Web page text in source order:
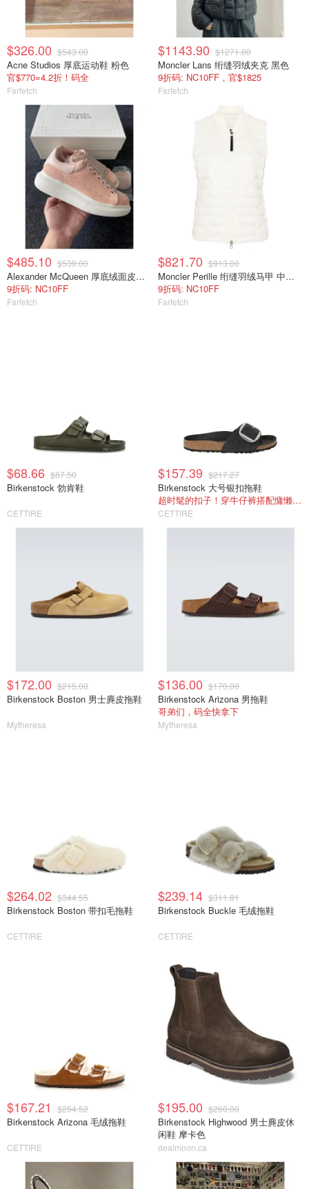
$326.00 $543.00
Acne Studios 厚底运动鞋 粉色
官$770=4.2折！码全
Farfetch
$1143.90 $1271.00
Moncler Lans 绗缝羽绒夹克 黑色
9折码: NC10FF，官$1825
Farfetch
$485.10 $539.00
Alexander McQueen 厚底绒面皮板鞋 粉色
9折码: NC10FF
Farfetch
$821.70 $913.00
Moncler Perille 绗缝羽绒马甲 中性色
9折码: NC10FF
Farfetch
$68.66 $87.50
Birkenstock 勃肯鞋
CETTIRE
$157.39 $217.27
Birkenstock 大号银扣拖鞋
超时髦的扣子！穿牛仔裤搭配慵懒住了！
CETTIRE
$172.00 $215.00
Birkenstock Boston 男士麂皮拖鞋
Mytheresa
$136.00 $170.00
Birkenstock Arizona 男拖鞋
哥弟们，码全快拿下
Mytheresa
$264.02 $344.55
Birkenstock Boston 带扣毛拖鞋
CETTIRE
$239.14 $311.81
Birkenstock Buckle 毛绒拖鞋
CETTIRE
$167.21 $254.52
Birkenstock Arizona 毛绒拖鞋
CETTIRE
$195.00 $260.00
Birkenstock Highwood 男士麂皮休
闲鞋 摩卡色
dealmoon.ca